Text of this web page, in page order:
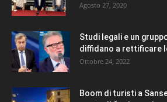
Agosto 27, 2020
Studi legali e un
diffidano a rettificare
Ottobre 24, 2022
Boom di turisti a